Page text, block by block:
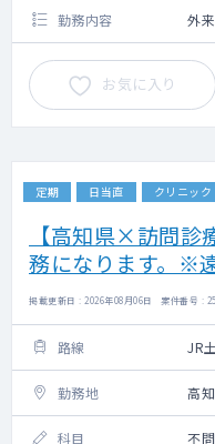
勤務内容 外
お気に入り
定期 日当直 クリニック
【高知県×訪問診
務になります。※
掲載更新日 : 2026年08月06日 案件番号 :
路線 JR
勤務地 高
科目 不